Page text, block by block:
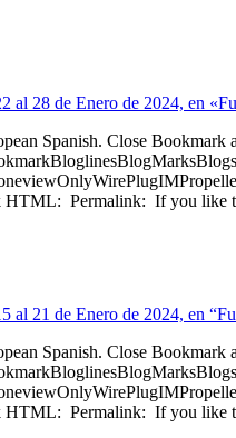
al 28 de Enero de 2024, en
Spanish. Close Bookmark
Permalink: If you like
al 21 de Enero de 2024, en
Spanish. Close Bookmark
Permalink: If you like